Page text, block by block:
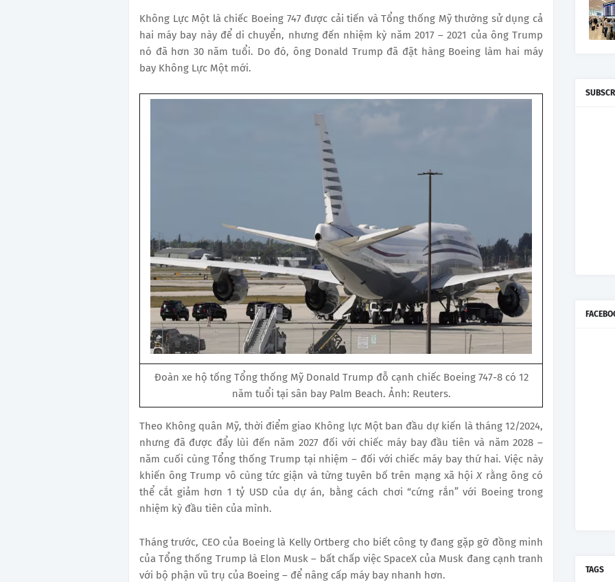
Không Lực Một là chiếc Boeing 747 được cải tiến và Tổng thống Mỹ thường sử dụng cả
hai máy bay này để di chuyển, nhưng đến nhiệm kỳ năm 2017 – 2021 của ông Trump
nó đã hơn 30 năm tuổi. Do đó, ông Donald Trump đã đặt hàng Boeing làm hai máy
bay Không Lực Một mới.
Đoàn xe hộ tống Tổng thống Mỹ Donald Trump đỗ cạnh chiếc Boeing 747-8 có 12
năm tuổi tại sân bay Palm Beach. Ảnh: Reuters.
Theo Không quân Mỹ, thời điểm giao Không lực Một ban đầu dự kiến là tháng 12/2024,
nhưng đã được đẩy lùi đến năm 2027 đối với chiếc máy bay đầu tiên và năm 2028 –
năm cuối cùng Tổng thống Trump tại nhiệm – đối với chiếc máy bay thứ hai. Việc này
khiến ông Trump vô cùng tức giận và từng tuyên bố trên mạng xã hộiXrằng ông có
thể cắt giảm hơn 1 tỷ USD của dự án, bằng cách chơi “cứng rắn” với Boeing trong
nhiệm kỳ đầu tiên của mình.
Tháng trước, CEO của Boeing là Kelly Ortberg cho biết công ty đang gặp gỡ đồng minh
của Tổng thống Trump là Elon Musk – bất chấp việc SpaceX của Musk đang cạnh tranh
với bộ phận vũ trụ của Boeing – để nâng cấp máy bay nhanh hơn.
TAGS